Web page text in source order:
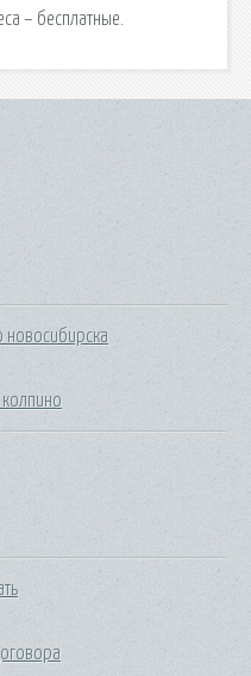
– бесплатные.
новосибирска
колпино